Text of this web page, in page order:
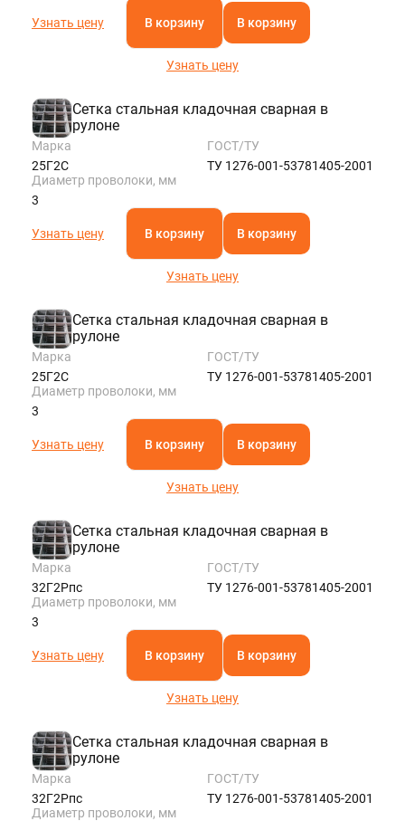
Узнать цену В корзину В корзину
Узнать цену
Сетка стальная кладочная сварная в
рулоне
Марка
25Г2С
ГОСТ/ТУ
ТУ 1276-001-53781405-2001
Диаметр проволоки, мм
3
Узнать цену В корзину В корзину
Узнать цену
Сетка стальная кладочная сварная в
рулоне
Марка
25Г2С
ГОСТ/ТУ
ТУ 1276-001-53781405-2001
Диаметр проволоки, мм
3
Узнать цену В корзину В корзину
Узнать цену
Сетка стальная кладочная сварная в
рулоне
Марка
32Г2Рпс
ГОСТ/ТУ
ТУ 1276-001-53781405-2001
Диаметр проволоки, мм
3
Узнать цену В корзину В корзину
Узнать цену
Сетка стальная кладочная сварная в
рулоне
Марка
32Г2Рпс
ГОСТ/ТУ
ТУ 1276-001-53781405-2001
Диаметр проволоки, мм